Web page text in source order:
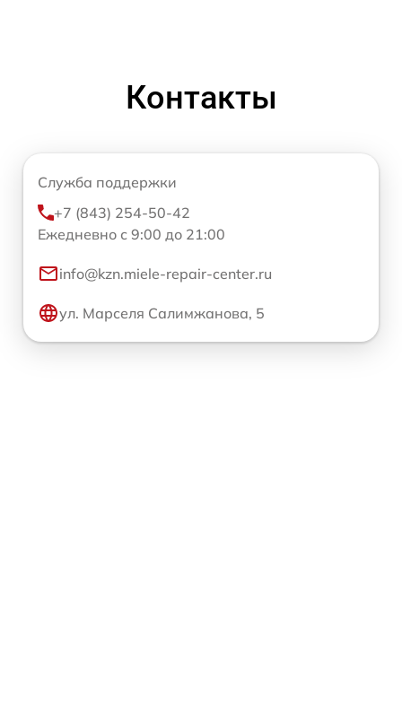
Контакты
Служба поддержки
+7 (843) 254-50-42
Ежедневно с 9:00 до 21:00
info@kzn.miele-repair-center.ru
ул. Марселя Салимжанова, 5